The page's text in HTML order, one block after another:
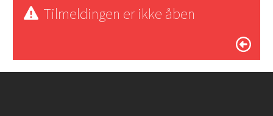
Tilmeldingen er ikke åben